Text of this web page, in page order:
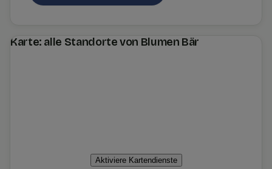
Karte: alle Standorte von Blumen Bär
Aktiviere Kartendienste